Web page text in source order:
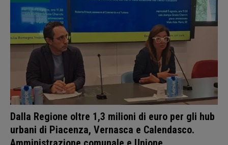
Dalla Regione oltre 1,3 milioni di euro per gli hub
urbani di Piacenza, Vernasca e Calendasco.